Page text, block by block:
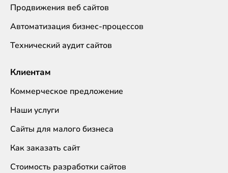
Продвижения веб сайтов
Автоматизация бизнес-процессов
Технический аудит сайтов
Клиентам
Коммерческое предложение
Наши услуги
Сайты для малого бизнеса
Как заказать сайт
Стоимость разработки сайтов